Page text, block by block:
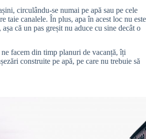
circulându-se numai pe apă sau pe cele
taie canalele. În plus, apa în acest loc nu este
că un pas greșit nu aduce cu sine decât o
ne facem din timp planuri de vacanță, îți
construite pe apă, pe care nu trebuie să